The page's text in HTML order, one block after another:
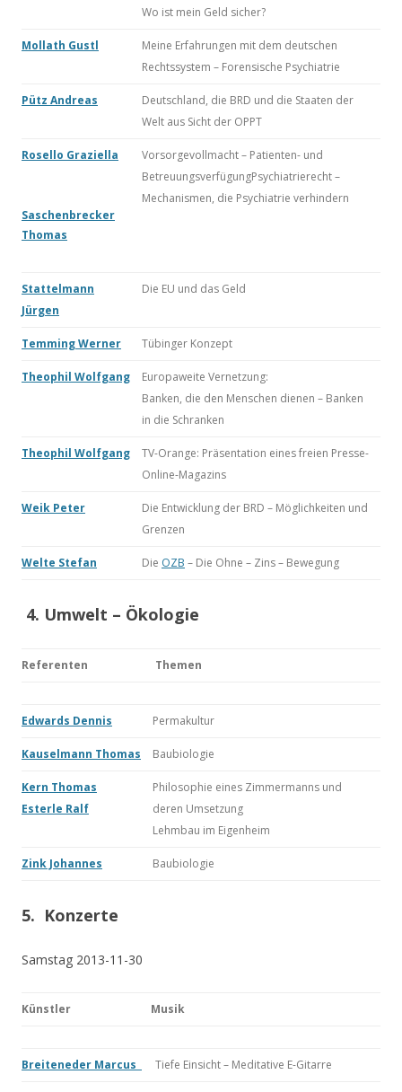
Wo ist mein Geld sicher?
Mollath Gustl
Meine Erfahrungen mit dem deutschen
Rechtssystem – Forensische Psychiatrie
Pütz Andreas
Deutschland, die BRD und die Staaten der
Welt aus Sicht der OPPT
Rosello Graziella
Saschenbrecker
Thomas
Vorsorgevollmacht – Patienten- und
BetreuungsverfügungPsychiatrierecht –
Mechanismen, die Psychiatrie verhindern
Stattelmann
Jürgen
Die EU und das Geld
Temming Werner Tübinger Konzept
Theophil Wolfgang
Europaweite Vernetzung:
Banken, die den Menschen dienen – Banken
in die Schranken
Theophil Wolfgang
TV-Orange: Präsentation eines freien Presse-
Online-Magazins
Weik Peter
Die Entwicklung der BRD – Möglichkeiten und
Grenzen
Welte Stefan Die OZB – Die Ohne – Zins – Bewegung
4. Umwelt – Ökologie
Referenten Themen
Edwards Dennis Permakultur
Kauselmann Thomas Baubiologie
Kern Thomas
Esterle Ralf
Philosophie eines Zimmermanns und
deren Umsetzung
Lehmbau im Eigenheim
Zink Johannes Baubiologie
5. Konzerte
Samstag 2013-11-30
Künstler Musik
Breiteneder Marcus Tiefe Einsicht – Meditative E-Gitarre